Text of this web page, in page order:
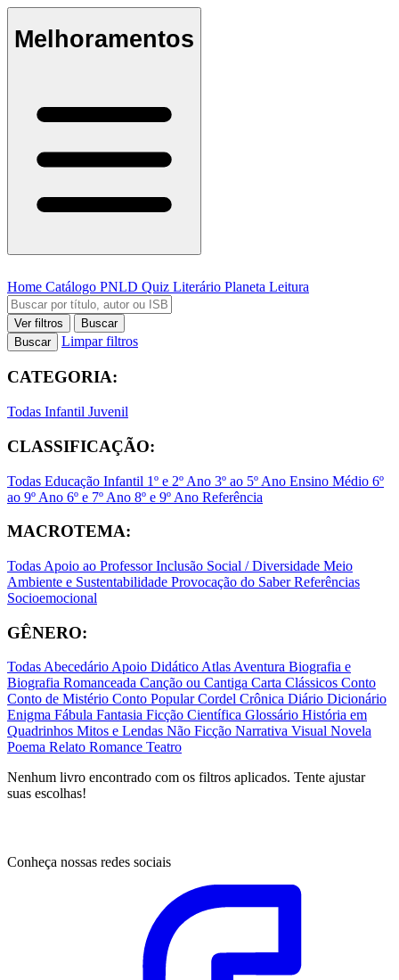
Melhoramentos
Home Catálogo PNLD Quiz Literário Planeta Leitura
Ver filtros
Buscar
Buscar
Limpar filtros
CATEGORIA:
Todas Infantil Juvenil
CLASSIFICAÇÃO:
Todas Educação Infantil 1º e 2º Ano 3º ao 5º Ano Ensino Médio 6º
ao 9º Ano 6º e 7º Ano 8º e 9º Ano Referência
MACROTEMA:
Todas Apoio ao ProfessorInclusão Social / Diversidade Meio
Ambiente e Sustentabilidade Provocação do SaberReferências
Socioemocional
GÊNERO:
TodasAbecedárioApoio DidáticoAtlasAventura Biografia e
Biografia Romanceada Canção ou Cantiga Carta Clássicos Conto
Conto de Mistério Conto PopularCordel Crônica Diário Dicionário
Enigma Fábula Fantasia Ficção Científica Glossário História em
Quadrinhos Mitos e Lendas Não Ficção Narrativa Visual Novela
Poema Relato Romance Teatro
Nenhum livro encontrado com os filtros aplicados. Tente ajustar
suas escolhas!
Conheça nossas redes sociais